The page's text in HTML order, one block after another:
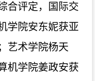
合评定，国际交
学院安东妮获亚
艺术学院杨天
机学院姜政安获